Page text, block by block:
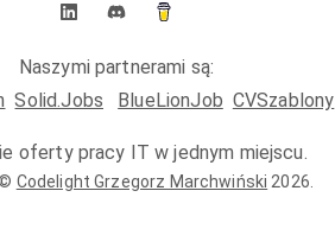
Naszymi partnerami są:
Solid.Jobs BlueLionJob CVSzablony
oferty pracy IT w jednym miejscu.
Codelight Grzegorz Marchwiński 2026